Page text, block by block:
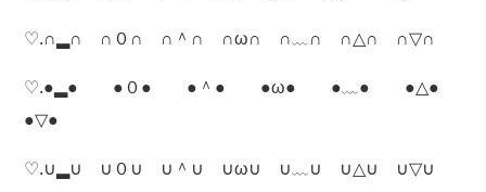
♡.∩▂∩ ∩０∩ ∩＾∩ ∩ω∩ ∩﹏∩ ∩△∩ ∩▽∩
♡.●▂● ●０● ●＾● ●ω● ●﹏● ●△●
●▽●
♡.∪▂∪ ∪０∪ ∪＾∪ ∪ω∪ ∪﹏∪ ∪△∪ ∪▽∪